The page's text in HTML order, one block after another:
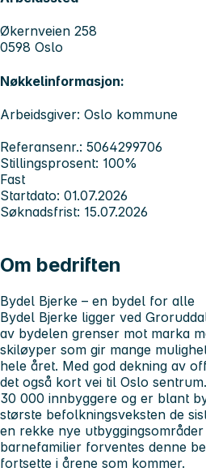
Økernveien 258
0598 Oslo
Nøkkelinformasjon:
Arbeidsgiver: Oslo kommune
Referansenr.: 5064299706
Stillingsprosent: 100%
Fast
Startdato: 01.07.2026
Søknadsfrist: 15.07.2026
Om bedriften
Bydel Bjerke – en bydel for alle
Bydel Bjerke ligger ved
av bydelen grenser mot marka
skiløyper som gir mange
hele året. Med god dekning av
det også kort vei til Oslo
30 000 innbyggere og er blant
største befolkningsveksten de
en rekke nye
barnefamilier forventes denne
fortsette i årene som kommer.